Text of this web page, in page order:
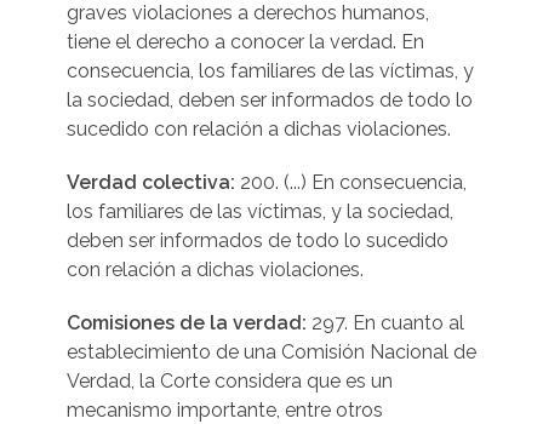
graves violaciones a derechos humanos,
tiene el derecho a conocer la verdad. En
consecuencia, los familiares de las víctimas, y
la sociedad, deben ser informados de todo lo
sucedido con relación a dichas violaciones.
Verdad colectiva: 200. (...) En consecuencia,
los familiares de las víctimas, y la sociedad,
deben ser informados de todo lo sucedido
con relación a dichas violaciones.
Comisiones de la verdad: 297. En cuanto al
establecimiento de una Comisión Nacional de
Verdad, la Corte considera que es un
mecanismo importante, entre otros